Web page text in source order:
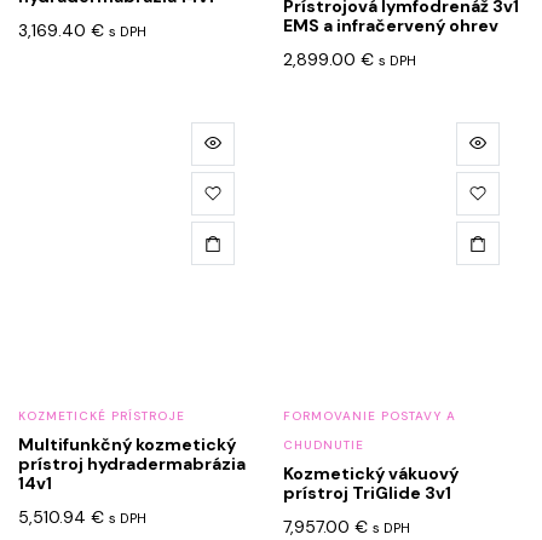
3,169.40 € s DPH
Prístrojová lymfodrenáž 3v1
EMS a infračervený ohrev
2,899.00 € s DPH
KOZMETICKÉ PRÍSTROJE
Multifunkčný kozmetický
prístroj hydradermabrázia
14v1
5,510.94 € s DPH
FORMOVANIE POSTAVY A
CHUDNUTIE
Kozmetický vákuový
prístroj TriGlide 3v1
7,957.00 € s DPH